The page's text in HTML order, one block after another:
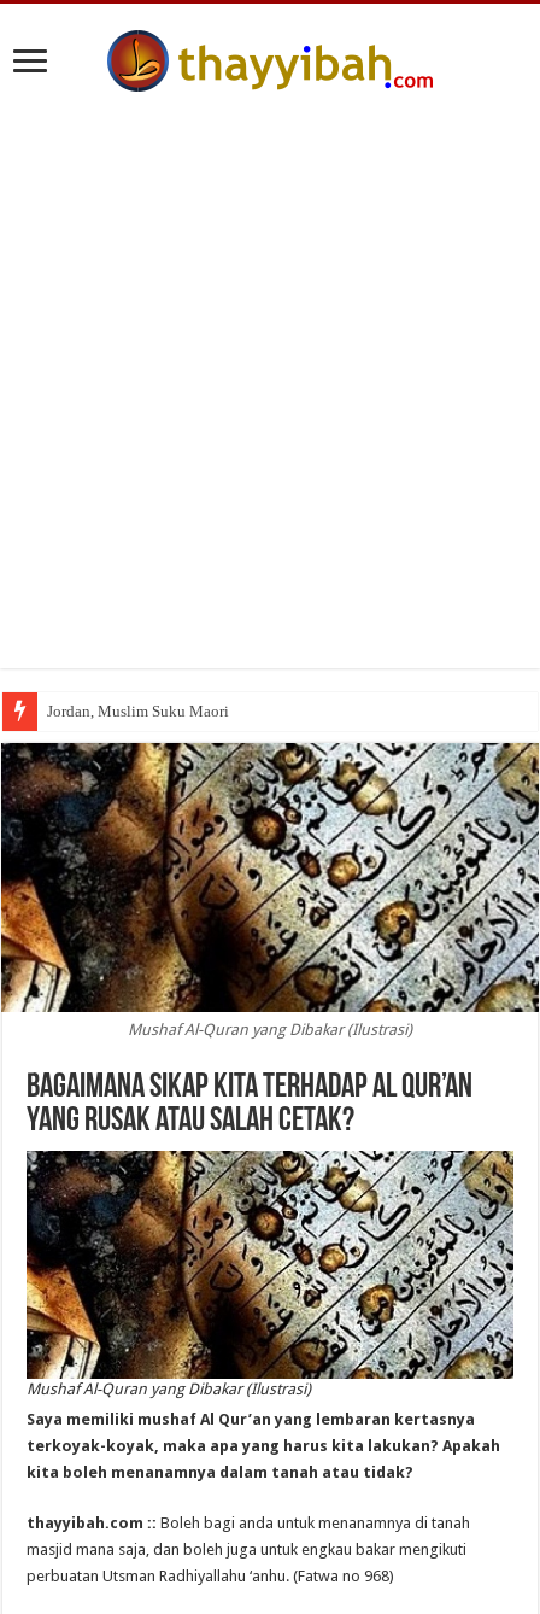
Jordan, Muslim Suku Maori
Wakaf Emas Muktamar
Mushaf Al-Quran yang Dibakar (Ilustrasi)
Bagaimana Sikap Kita terhadap Al Qur’an
yang Rusak atau Salah Cetak?
Mushaf Al-Quran yang Dibakar (Ilustrasi)
Saya memiliki mushaf Al Qur’an yang lembaran kertasnya
terkoyak-koyak, maka apa yang harus kita lakukan? Apakah
kita boleh menanamnya dalam tanah atau tidak?
thayyibah.com ::Boleh bagi anda untuk menanamnya di tanah
masjid mana saja, dan boleh juga untuk engkau bakar mengikuti
perbuatan Utsman Radhiyallahu ‘anhu. (Fatwa no 968)